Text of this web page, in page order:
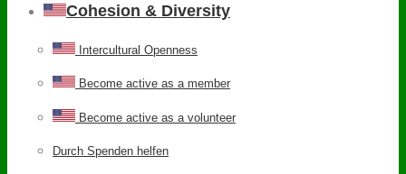
Cohesion & Diversity
Intercultural Openness
Become active as a member
Become active as a volunteer
Durch Spenden helfen